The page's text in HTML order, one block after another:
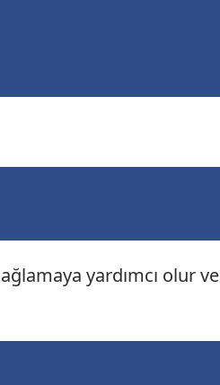
yardımcı olur ve